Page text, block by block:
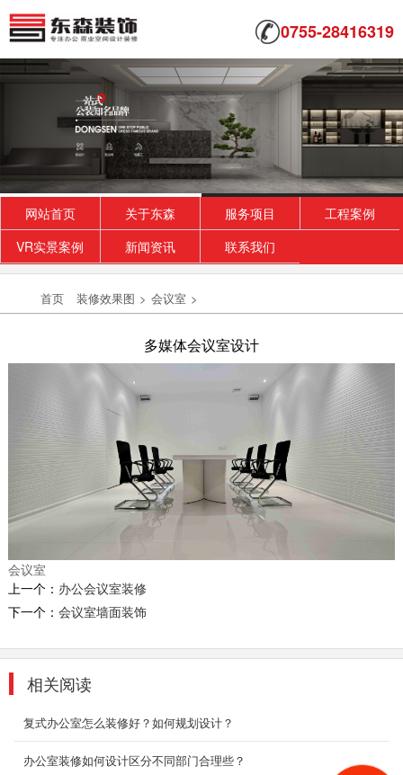
0755-28416319
网站首页 关于东森 服务项目
工程案例
VR实景案例
新闻资讯 联系我们
首页 装修效果图 > 会议室 >
多媒体会议室设计
会议室
上一个： 办公会议室装修
下一个： 会议室墙面装饰
相关阅读
复式办公室怎么装修好？如何规划设计？
办公室装修如何设计区分不同部门合理些？
大兴国企公装一览
采用中式与美式结合的风格，简洁大方，不失雅
韵。
2019-11-04
高雅办公室装修
而本案以全新的办公模式去诠释广告办公空间。
浅色连续又赋予造型与颜色变化，不规则的办公
空间、不规...
2018-07-30
复式办公室装修_麗池米
设计师为此间工作者创造大器格局的环境，玄关
2018-07-23
整合生活与工作，适用性强，重视客户的享用，
南山办公室装修|深圳印象
集合成都多维设计事务所的独特设计、阿里巴巴